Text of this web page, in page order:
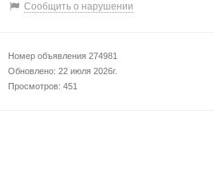
Сообщить о нарушении
Номер объявления 274981
Обновлено: 22 июля 2026г.
Просмотров: 451